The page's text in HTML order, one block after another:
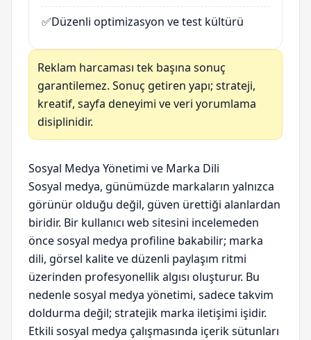
✅Düzenli optimizasyon ve test kültürü
Reklam harcaması tek başına sonuç
garantilemez. Sonuç getiren yapı; strateji,
kreatif, sayfa deneyimi ve veri yorumlama
disiplinidir.
Sosyal Medya Yönetimi ve Marka Dili
Sosyal medya, günümüzde markaların yalnızca
görünür olduğu değil, güven ürettiği alanlardan
biridir. Bir kullanıcı web sitesini incelemeden
önce sosyal medya profiline bakabilir; marka
dili, görsel kalite ve düzenli paylaşım ritmi
üzerinden profesyonellik algısı oluşturur. Bu
nedenle sosyal medya yönetimi, sadece takvim
doldurma değil; stratejik marka iletişimi işidir.
Etkili sosyal medya çalışmasında içerik sütunları